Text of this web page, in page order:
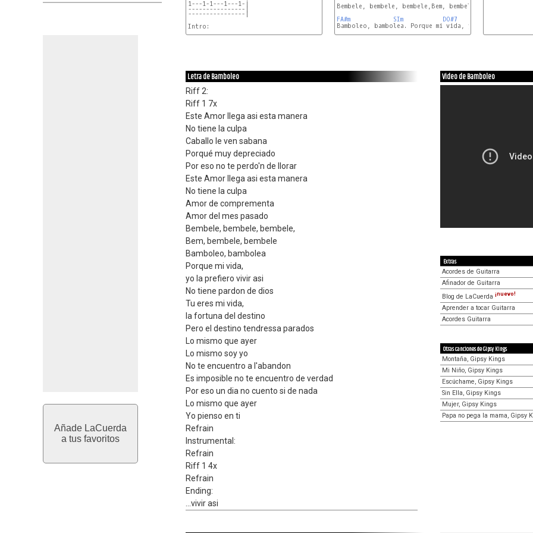
Añade LaCuerda
a tus favoritos
----------------|
----------------|
Bembele, bembele, bembele,Bem, bembele, bembele
FA#m
SIm DO#7
Bamboleo, bambolea. Porque mi vida, yo la prefiero
Letra de Bamboleo
Riff 2:
Riff 1 7x
Este Amor llega asi esta manera
No tiene la culpa
Caballo le ven sabana
Porqué muy depreciado
Por eso no te perdo'n de llorar
Este Amor llega asi esta manera
No tiene la culpa
Amor de comprementa
Amor del mes pasado
Bembele, bembele, bembele,
Bem, bembele, bembele
Bamboleo, bambolea
Porque mi vida,
yo la prefiero vivir asi
No tiene pardon de dios
Tu eres mi vida,
la fortuna del destino
Pero el destino tendressa parados
Lo mismo que ayer
Lo mismo soy yo
No te encuentro a l'abandon
Es imposible no te encuentro de verdad
Por eso un dia no cuento si de nada
Lo mismo que ayer
Yo pienso en ti
Refrain
Instrumental:
Refrain
Riff 1 4x
Refrain
Ending:
...vivir asi
Video de Bamboleo
Extras
Acordes de Guitarra
Afinador de Guitarra
Blog de LaCuerda ¡nuevo!
Aprender a tocar Guitarra
Acordes Guitarra
Otras canciones de Gipsy Kings
Montaña, Gipsy Kings
Mi Niño, Gipsy Kings
Escúchame, Gipsy Kings
Sin Ella, Gipsy Kings
Mujer, Gipsy Kings
Papa no pega la mama, Gipsy